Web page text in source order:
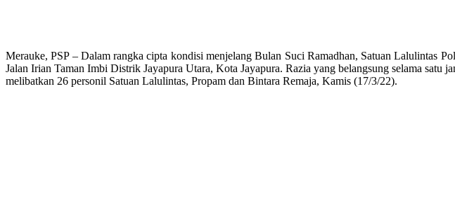
Merauke, PSP – Dalam rangka cipta kondisi menjelang Bulan Suci Ramadhan, Satuan Lalulintas
Jalan Irian Taman Imbi Distrik Jayapura Utara, Kota Jayapura. Razia yang belangsung selama
melibatkan 26 personil Satuan Lalulintas, Propam dan Bintara Remaja, Kamis (17/3/22).